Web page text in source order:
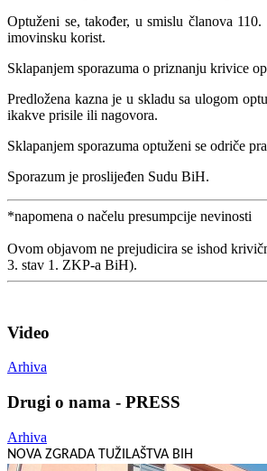
Optuženi se, također, u smislu članova
imovinsku korist.
Sklapanjem sporazuma o priznanju krivice
Predložena kazna je u skladu sa ulogom
ikakve prisile ili nagovora.
Sklapanjem sporazuma optuženi se odriče
Sporazum je proslijeđen Sudu BiH.
*napomena o načelu presumpcije nevinosti
Ovom objavom ne prejudicira se ishod
3. stav 1. ZKP-a BiH).
Video
Arhiva
Drugi o nama - PRESS
Arhiva
NOVA ZGRADA TUŽILAŠTVA BIH